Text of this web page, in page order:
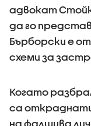
адвокат
да го
Бърборски е
схеми за
Когато
са
на фалшива